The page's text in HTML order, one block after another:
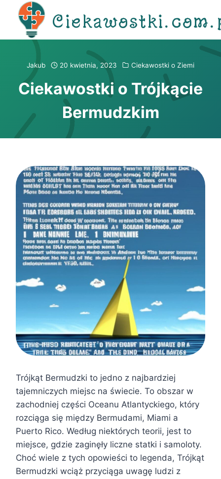
Przejdź
Jakub 20 kwietnia, 2023 Ciekawostki o Ziemi
Ciekawostki o Trójkącie
Bermudzkim
Trójkąt Bermudzki to jedno z najbardziej
tajemniczych miejsc na świecie. To obszar w
zachodniej części Oceanu Atlantyckiego, który
rozciąga się między Bermudami, Miami a
Puerto Rico. Według niektórych teorii, jest to
miejsce, gdzie zaginęły liczne statki i samoloty.
Choć wiele z tych opowieści to legenda, Trójkąt
Bermudzki wciąż przyciąga uwagę ludzi z